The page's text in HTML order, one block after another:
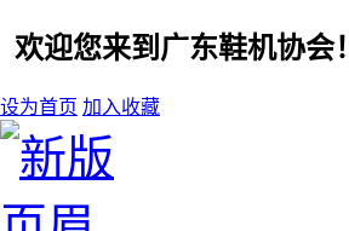
欢迎您来到广东鞋机协会！
设为首页 加入收藏